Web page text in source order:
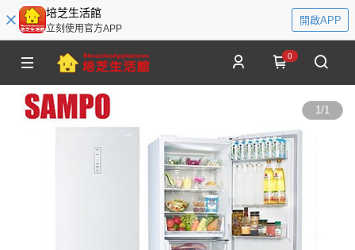
培芝生活館
立刻使用官方APP
開啟APP
0
1/1